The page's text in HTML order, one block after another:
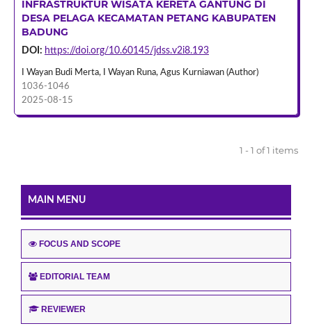
INFRASTRUKTUR WISATA KERETA GANTUNG DI
DESA PELAGA KECAMATAN PETANG KABUPATEN
BADUNG
DOI: https://doi.org/10.60145/jdss.v2i8.193
I Wayan Budi Merta, I Wayan Runa, Agus Kurniawan (Author)
1036-1046
2025-08-15
1 - 1 of 1 items
MAIN MENU
FOCUS AND SCOPE
EDITORIAL TEAM
REVIEWER